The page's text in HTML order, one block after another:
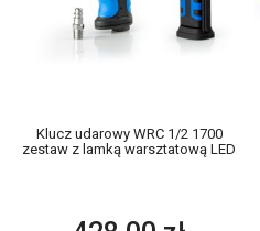
Klucz udarowy WRC 1/2 1700
zestaw z lamką warsztatową LED